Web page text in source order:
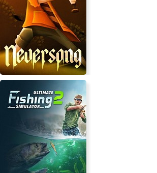
хищник
Neversong